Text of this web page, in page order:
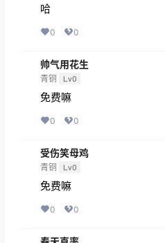
哈
0 0
帅气用花生
青铜 Lv0
免费嘛
0 0
受伤笑母鸡
青铜 Lv0
免费嘛
0 0